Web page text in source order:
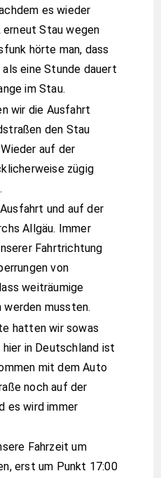
es wieder
Stau wegen
hörte man, dass
eine Stunde dauert
im Stau.
wir die Ausfahrt
den Stau
auf der
zügig
und auf der
Allgäu. Immer
Fahrtrichtung
von
weiträumige
mussten.
hatten wir sowas
in Deutschland ist
mit dem Auto
noch auf der
es wird immer
Fahrzeit um
erst um Punkt 17:00